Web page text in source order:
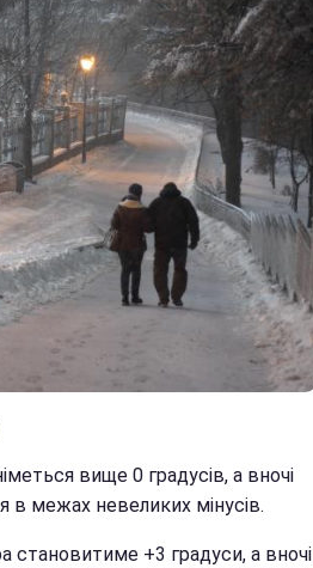
вище 0 градусів, а вночі
межах невеликих мінусів.
становитиме +3 градуси, а вночі